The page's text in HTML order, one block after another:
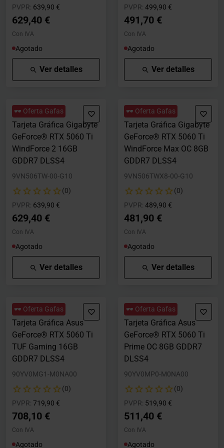
PVPR: Precio rebajado desde
639,90 €
629,40 €
Con IVA
Agotado
Ver detalles
PVPR: Precio rebajado desde
499,90 €
491,70 €
Con IVA
Agotado
Ver detalles
🕶️ Oferta Gafas
Tarjeta Gráfica Gigabyte
GeForce® RTX 5060 Ti
WindForce 2 16GB
GDDR7 DLSS4
9VN506TW-00-G10
(0)
PVPR: Precio rebajado desde
639,90 €
629,40 €
Con IVA
Agotado
Ver detalles
🕶️ Oferta Gafas
Tarjeta Gráfica Gigabyte
GeForce® RTX 5060 Ti
WindForce Max OC 8GB
GDDR7 DLSS4
9VN506TWX8-00-G10
(0)
PVPR: Precio rebajado desde
489,90 €
481,90 €
Con IVA
Agotado
Ver detalles
🕶️ Oferta Gafas
Tarjeta Gráfica Asus
GeForce® RTX 5060 Ti
TUF Gaming 16GB
GDDR7 DLSS4
90YV0MG1-M0NA00
(0)
PVPR: Precio rebajado desde
719,90 €
708,10 €
Con IVA
Agotado
🕶️ Oferta Gafas
Tarjeta Gráfica Asus
GeForce® RTX 5060 Ti
Prime OC 8GB GDDR7
DLSS4
90YV0MP0-M0NA00
(0)
PVPR: Precio rebajado desde
519,90 €
511,40 €
Con IVA
Agotado